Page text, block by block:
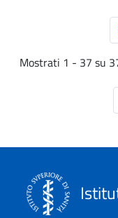
Mostrati 1 - 37 su